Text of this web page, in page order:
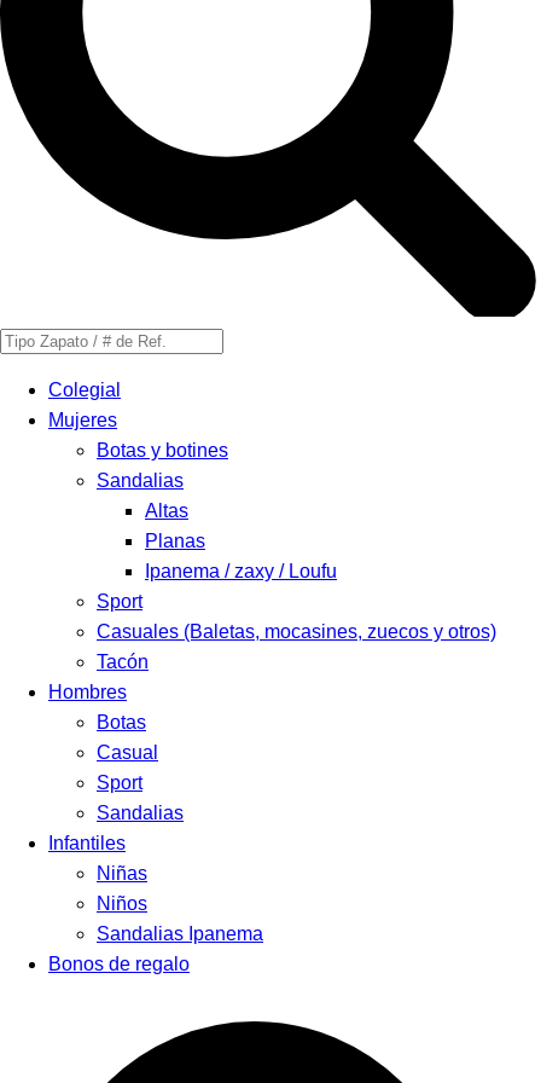
Búsqueda
productosColegial
Mujeres
Botas y botines
Sandalias
Altas
Planas
Ipanema / zaxy / Loufu
Sport
Casuales (Baletas, mocasines, zuecos y otros)
Tacón
Hombres
Botas
Casual
Sport
Sandalias
Infantiles
Niñas
Niños
Sandalias Ipanema
Bonos de regalo